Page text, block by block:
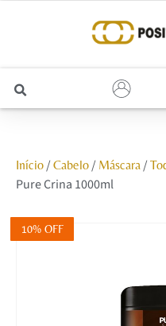
Unhas
Início/ Cabelo/ Máscara/
Pure Crina 1000ml
10% OFF